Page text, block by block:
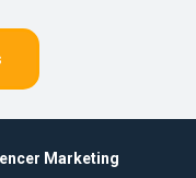
Marketing